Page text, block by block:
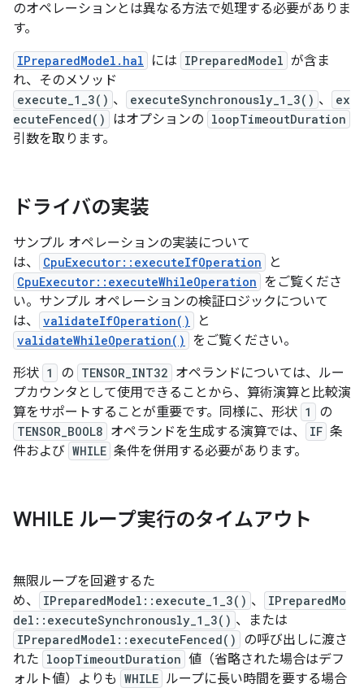
のオペレーションとは異なる方法で処理する必要がありま
す。
IPreparedModel.hal には IPreparedModel が含ま
れ、そのメソッド
execute_1_3() 、 executeSynchronously_1_3() 、
ex
ecuteFenced()
はオプションの loopTimeoutDuration
引数を取ります。
ドライバの実装
サンプル オペレーションの実装について
は、
CpuExecutor::executeIfOperation と
CpuExecutor::executeWhileOperation をご覧くださ
い。サンプル オペレーションの検証ロジックについて
は、
validateIfOperation() と
validateWhileOperation()
をご覧ください。
形状 1 の TENSOR_INT32 オペランドについては、ルー
プカウンタとして使用できることから、算術演算と比較演
算をサポートすることが重要です。同様に、形状 1 の
TENSOR_BOOL8 オペランドを生成する演算では、 IF 条
件および WHILE 条件を併用する必要があります。
WHILE ループ実行のタイムアウト
無限ループを回避するた
め、
IPreparedModel::execute_1_3() 、
IPreparedMo
del::executeSynchronously_1_3() 、または
IPreparedModel::executeFenced()
の呼び出しに渡さ
れた loopTimeoutDuration 値（省略された場合はデフ
ォルト値）よりも WHILE ループに長い時間を要する場合